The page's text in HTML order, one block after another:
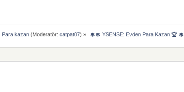
Para kazan(Moderatör: catpat07) » 💲💲 YSENSE: Evden Para Kazan 🏆 💲